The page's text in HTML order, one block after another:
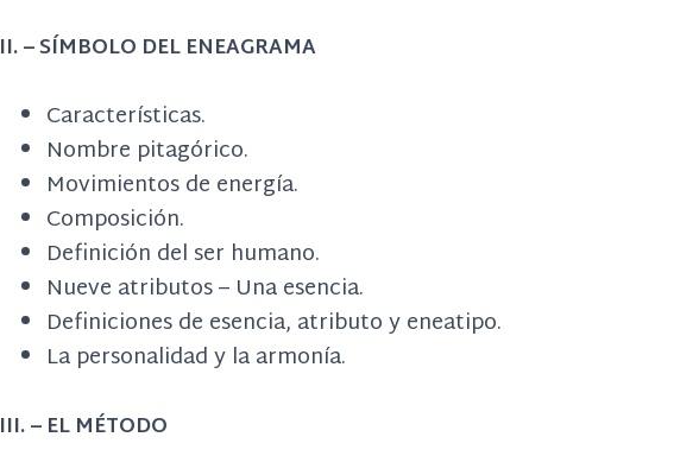
II. – SÍMBOLO DEL ENEAGRAMA
Características.
Nombre pitagórico.
Movimientos de energía.
Composición.
Definición del ser humano.
Nueve atributos – Una esencia.
Definiciones de esencia, atributo y eneatipo.
La personalidad y la armonía.
III. – EL MÉTODO